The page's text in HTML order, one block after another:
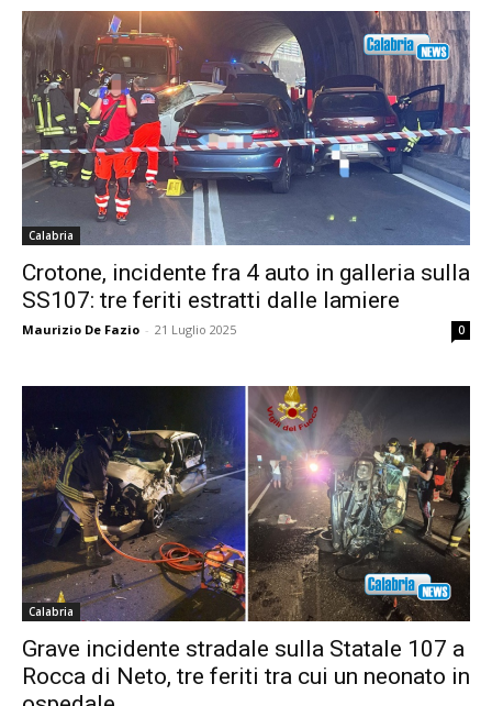
Calabria
Crotone, incidente fra 4 auto in galleria sulla
SS107: tre feriti estratti dalle lamiere
Maurizio De Fazio - 21 Luglio 2025 0
Calabria
Grave incidente stradale sulla Statale 107 a
Rocca di Neto, tre feriti tra cui un neonato in